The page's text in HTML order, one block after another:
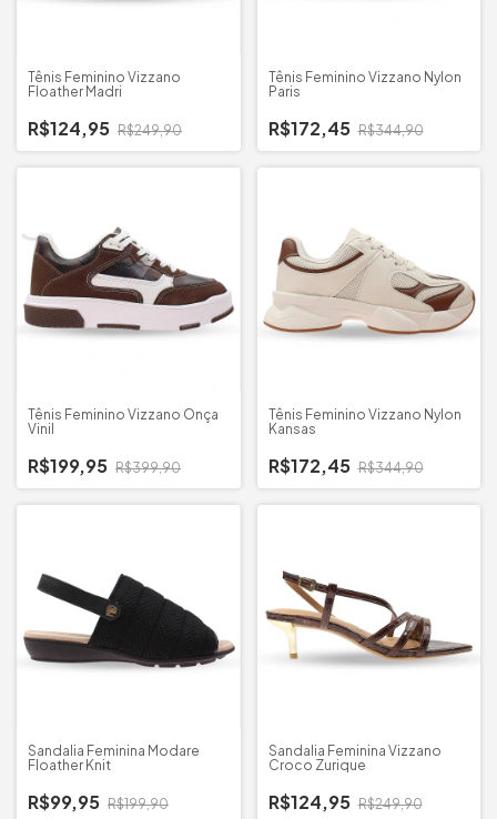
Tênis Feminino Vizzano
Floather Madri
R$124,95 R$249,90
Tênis Feminino Vizzano Nylon
Paris
R$172,45 R$344,90
Tênis Feminino Vizzano Onça
Vinil
R$199,95 R$399,90
Tênis Feminino Vizzano Nylon
Kansas
R$172,45 R$344,90
Sandalia Feminina Modare
Floather Knit
R$99,95 R$199,90
Sandalia Feminina Vizzano
Croco Zurique
R$124,95 R$249,90